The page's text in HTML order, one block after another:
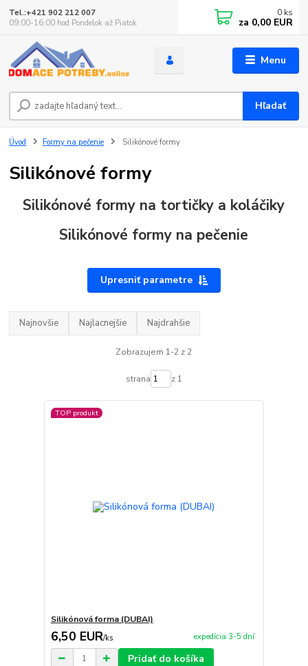
Menu
Hľadať
Tel.:+421 902 212 007
09:00-16:00 hod Pondelok až Piatok
0 ks
za 0,00 EUR
Úvod Formy na pečenie Silikónové formy
Silikónové formy
Silikónové formy na tortičky a koláčiky
Silikónové formy na pečenie
Upresniť parametre
Najnovšie Najlacnejšie Najdrahšie
Zobrazujem 1-2 z 2
strana z 1
TOP produkt
Silikónová forma (DUBAI)
6,50 EUR/ks expedícia 3-5 dní
Pridať do košíka